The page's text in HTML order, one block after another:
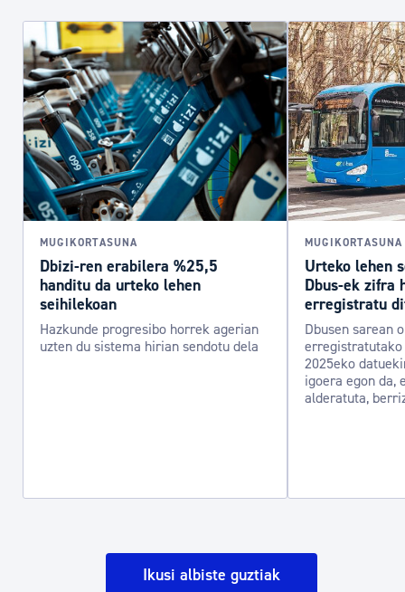
MUGIKORTASUNA
Dbizi-ren erabilera %25,5
handitu da urteko lehen
seihilekoan
Hazkunde progresibo horrek agerian
uzten du sistema hirian sendotu dela
MUGIKORTASUNA
Urteko lehen
Dbus-ek zifra
erregistratu
Dbusen sarean
2025eko
igoera egon da,
alderatuta,
Ikusi albiste guztiak